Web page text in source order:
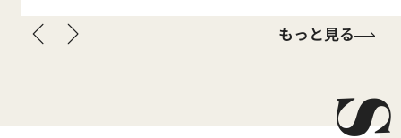
もっと見る